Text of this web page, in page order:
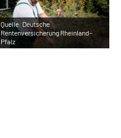
Quelle: Deutsche
Rentenversicherung Rheinland-
Pfalz